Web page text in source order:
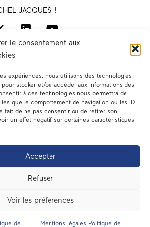
le consentement aux
expériences, nous utilisons des technologies
stocker et/ou accéder aux informations des
à ces technologies nous permettra de
que le comportement de navigation ou les ID
fait de ne pas consentir ou de retirer son
un effet négatif sur certaines caractéristiques
Accepter
Refuser
Voir les préférences
de Mentions légales Politique de
JACQUES !
Votre député
Dans les médias
En circonscription
A l’assemblée
Contact